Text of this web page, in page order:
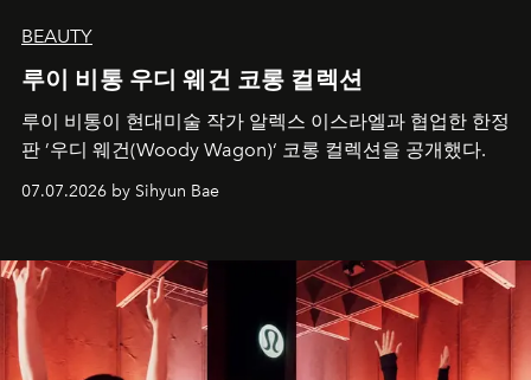
BEAUTY
루이 비통 우디 웨건 코롱 컬렉션
루이 비통이 현대미술 작가 알렉스 이스라엘과 협업한 한정
판 ’우디 웨건(Woody Wagon)‘ 코롱 컬렉션을 공개했다.
07.07.2026 by Sihyun Bae